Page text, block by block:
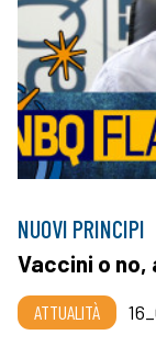
NUOVI PRINCIPI
Vaccini o
ATTUALITÀ